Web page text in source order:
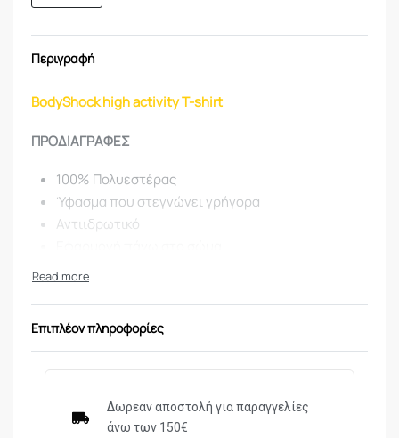
Περιγραφή
BodyShock high activity T-shirt
ΠΡΟΔΙΑΓΡΑΦΕΣ
100% Πολυεστέρας
Ύφασμα που στεγνώνει γρήγορα
Αντιιδρωτικό
Επίπεδες ραφές
Επιπλέον πληροφορίες
Δωρεάν αποστολή για παραγγελίες
άνω των 150€